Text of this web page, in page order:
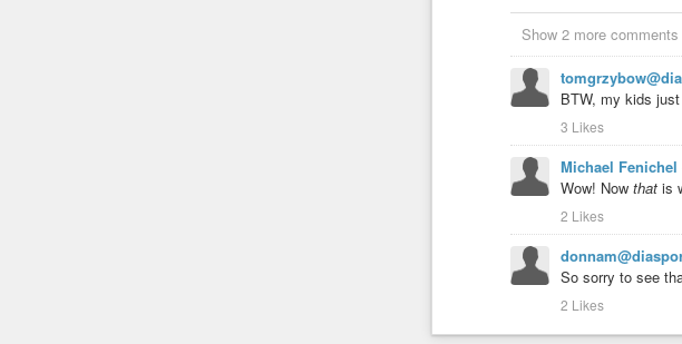
Show 2 more comments
BTW, my kids
3 Likes
Michael Fenichel
Wow! Now that is
2 Likes
So sorry to see
2 Likes